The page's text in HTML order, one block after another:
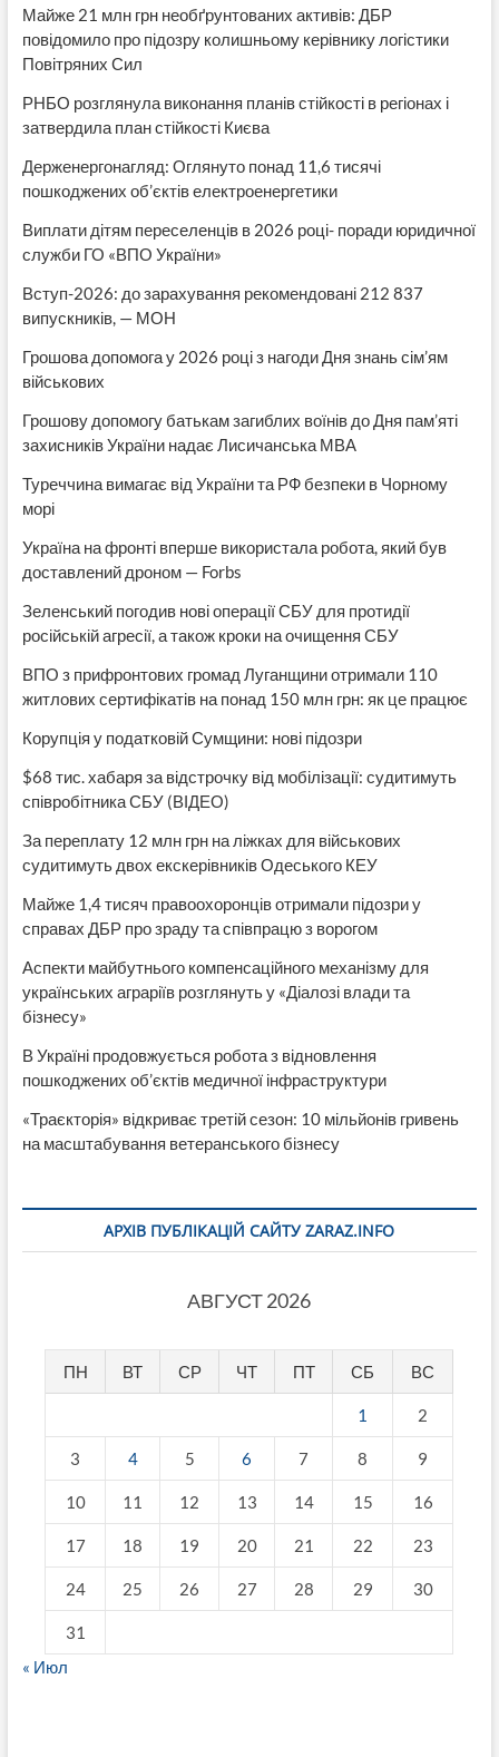
Майже 21 млн грн необґрунтованих активів: ДБР
повідомило про підозру колишньому керівнику логістики
Повітряних Сил
РНБО розглянула виконання планів стійкості в регіонах і
затвердила план стійкості Києва
Держенергонагляд: Оглянуто понад 11,6 тисячі
пошкоджених об’єктів електроенергетики
Виплати дітям переселенців в 2026 році- поради юридичної
служби ГО «ВПО України»
Вступ-2026: до зарахування рекомендовані 212 837
випускників, — МОН
Грошова допомога у 2026 році з нагоди Дня знань сім’ям
військових
Грошову допомогу батькам загиблих воїнів до Дня пам’яті
захисників України надає Лисичанська МВА
Туреччина вимагає від України та РФ безпеки в Чорному
морі
Україна на фронті вперше використала робота, який був
доставлений дроном — Forbs
Зеленський погодив нові операції СБУ для протидії
російській агресії, а також кроки на очищення СБУ
ВПО з прифронтових громад Луганщини отримали 110
житлових сертифікатів на понад 150 млн грн: як це працює
Корупція у податковій Сумщини: нові підозри
$68 тис. хабаря за відстрочку від мобілізації: судитимуть
співробітника СБУ (ВІДЕО)
За переплату 12 млн грн на ліжках для військових
судитимуть двох екскерівників Одеського КЕУ
Майже 1,4 тисяч правоохоронців отримали підозри у
справах ДБР про зраду та співпрацю з ворогом
Аспекти майбутнього компенсаційного механізму для
українських аграріїв розглянуть у «Діалозі влади та
бізнесу»
В Україні продовжується робота з відновлення
пошкоджених об’єктів медичної інфраструктури
«Траєкторія» відкриває третій сезон: 10 мільйонів гривень
на масштабування ветеранського бізнесу
АРХІВ ПУБЛІКАЦІЙ САЙТУ ZARAZ.INFO
АВГУСТ 2026
ПН ВТ СР ЧТ ПТ СБ ВС
1 2
3 4 5 6 7 8 9
10 11 12 13 14 15 16
17 18 19 20 21 22 23
24 25 26 27 28 29 30
31
« Июл